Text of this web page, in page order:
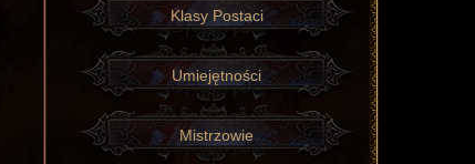
Klasy Postaci
Umiejętności
Mistrzowie